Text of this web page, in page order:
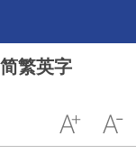
繁英字